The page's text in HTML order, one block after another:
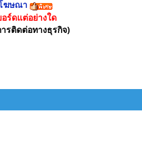
ฆษณา
ร์ดแต่อย่างใด
รติดต่อทางธุรกิจ)